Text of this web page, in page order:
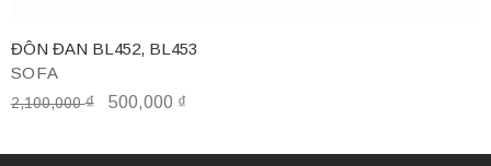
SOFA
ĐÔN ĐAN BL452, BL453
2,100,000₫ 500,000 ₫